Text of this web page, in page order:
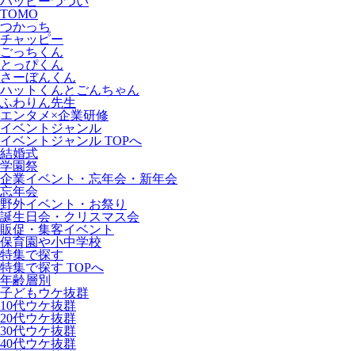
TOMO
つかっち
チャッピー
ごっちくん
とっぴくん
さーぼんくん
ハットくんとごんちゃん
ふわりん先生
エンタメ×企業研修
イベントジャンル
イベントジャンル TOPへ
結婚式
学園祭
企業イベント・忘年会・新年会
忘年会
野外イベント・お祭り
誕生日会・クリスマス会
販促・集客イベント
保育園や小中学校
特集で探す
特集で探す TOPへ
年齢層別
子どもウケ抜群
10代ウケ抜群
20代ウケ抜群
30代ウケ抜群
40代ウケ抜群